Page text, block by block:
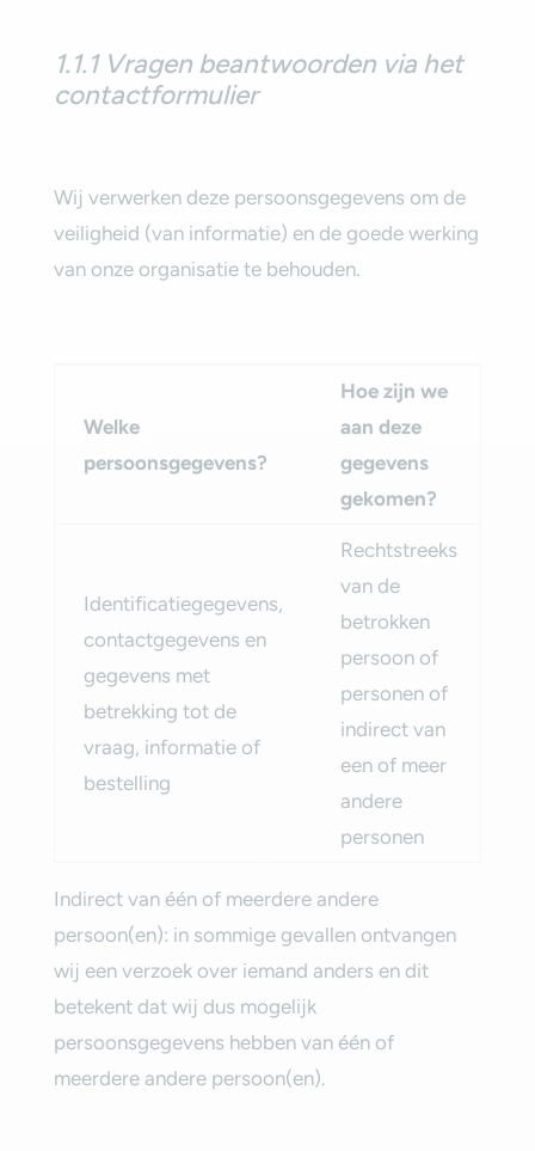
1.1.1 Vragen beantwoorden via het
contactformulier‎
‎Wij verwerken deze persoonsgegevens om de
veiligheid (van informatie) en de goede werking
van onze organisatie te behouden.‎
Welke
persoonsgegevens?‎
Hoe zijn we
aan deze
gegevens
gekomen?‎
Identificatiegegevens,
contactgegevens en
gegevens met
betrekking tot de
vraag, informatie of
bestelling‎
Rechtstreeks
van de
betrokken
persoon of
personen of
indirect van
een of meer
andere
personen
Indirect van één of meerdere andere
persoon(en): in sommige gevallen ontvangen
wij een verzoek over iemand anders en dit
betekent dat wij dus mogelijk
persoonsgegevens hebben van één of
meerdere andere persoon(en).‎